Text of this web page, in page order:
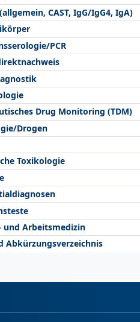
CAST, IgG/IgG4, IgA)
PCR
Drug Monitoring (TDM)
Drogen
Toxikologie
und Arbeitsmedizin
Abkürzungsverzeichnis